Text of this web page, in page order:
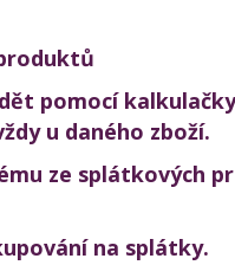
pomocí
u daného zboží.
ze splátkových
na splátky.